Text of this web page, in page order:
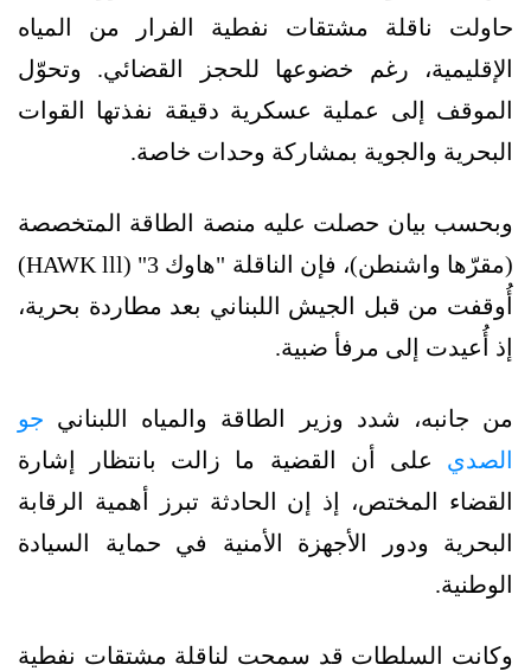
حاولت ناقلة مشتقات نفطية الفرار من المياه
الإقليمية، رغم خضوعها للحجز القضائي. وتحوّل
الموقف إلى عملية عسكرية دقيقة نفذتها القوات
البحرية والجوية بمشاركة وحدات خاصة.
وبحسب بيان حصلت عليه منصة الطاقة المتخصصة
(مقرّها واشنطن)، فإن الناقلة "هاوك 3" (HAWK lll)
أُوقفت من قبل الجيش اللبناني بعد مطاردة بحرية،
إذ أُعيدت إلى مرفأ ضبية.
من جانبه، شدد وزير الطاقة والمياه اللبناني جو
الصدي على أن القضية ما زالت بانتظار إشارة
القضاء المختص، إذ إن الحادثة تبرز أهمية الرقابة
البحرية ودور الأجهزة الأمنية في حماية السيادة
الوطنية.
وكانت السلطات قد سمحت لناقلة مشتقات نفطية